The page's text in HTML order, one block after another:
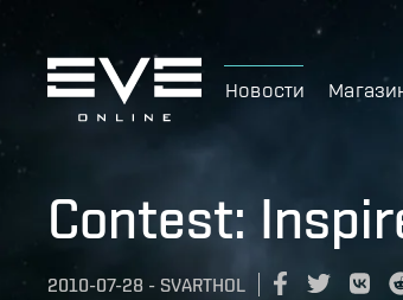
Новости
Contest:
2010-07-28 - SVARTHOL